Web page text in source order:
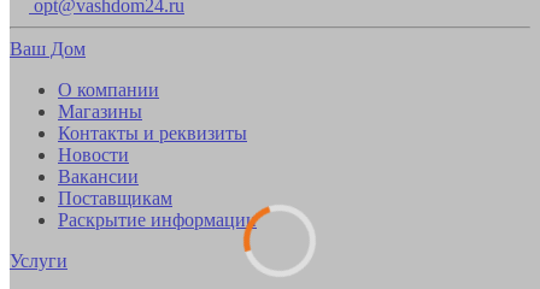
opt@vashdom24.ru
Ваш Дом
О компании
Магазины
Контакты и реквизиты
Новости
Вакансии
Поставщикам
Раскрытие информации
Услуги